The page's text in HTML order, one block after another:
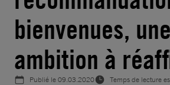
bienvenues, une
ambition à
Publié le09.03.2020 Temps de lecture